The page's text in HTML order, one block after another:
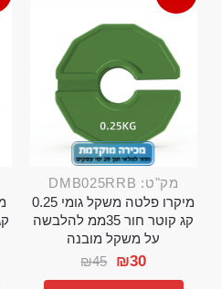
מק"ט: DMB025RRB
מיקרו פלטה משקל גומי 0.25
קג קוטר חור 35ממ להלבשה
על משקל מובנה
₪45 ₪30